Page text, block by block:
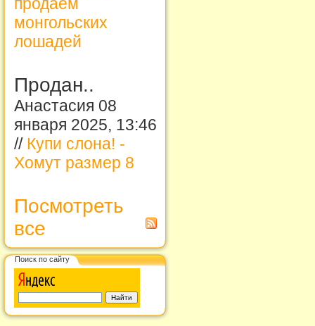
монгольских
лошадей
Продан..
Анастасия 08
января 2025, 13:46
// Купи слона! -
Хомут размер 8
Посмотреть
все
Поиск по сайту